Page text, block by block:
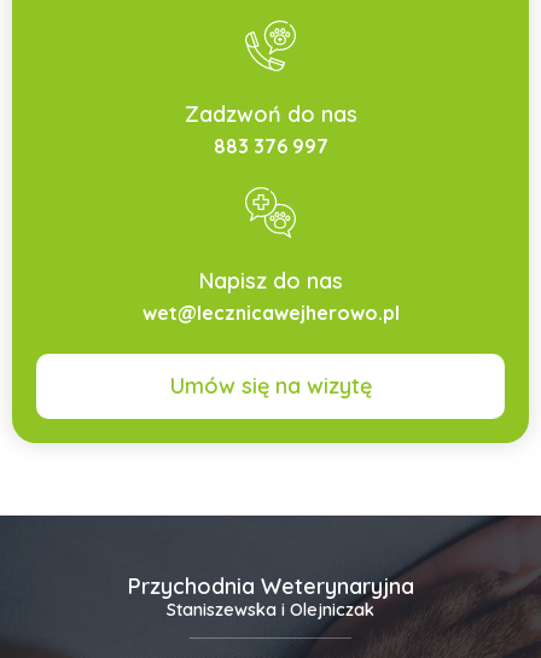
Zadzwoń do nas
883 376 997
Napisz do nas
wet@lecznicawejherowo.pl
Umów się na wizytę
Przychodnia Weterynaryjna
Staniszewska i Olejniczak